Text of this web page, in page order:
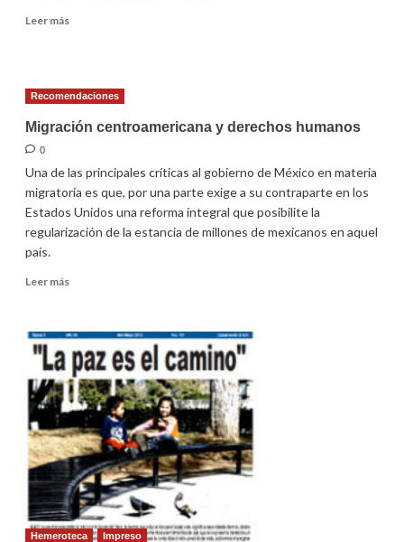
Leer másLeer
números
de
otro
Recomendaciones
Migración centroamericana y derechos humanos
0
Una de las principales críticas al gobierno de México en materia
migratoria es que, por una parte exige a su contraparte en los
Estados Unidos una reforma integral que posibilite la
regularización de la estancia de millones de mexicanos en aquel
país.
Leer másLeer
Migración
centroamericana
derechos
humanos
Hemeroteca Impreso